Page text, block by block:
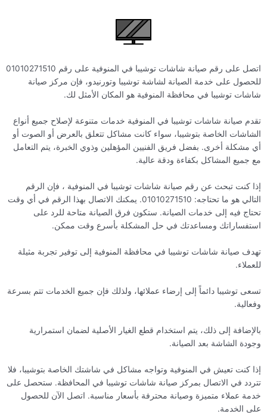
اتصل على رقم صيانة شاشات توشيبا في المنوفية على رقم 01010271510
للحصول على خدمة الصيانة لشاشة توشيبا وتورنيدو، فإن مركز صيانة
شاشات توشيبا في محافظة المنوفية هو المكان الأمثل لك.
تقدم صيانة شاشات توشيبا في المنوفية خدمات متنوعة لإصلاح جميع أنواع
الشاشات الخاصة بتوشيبا، سواء كانت مشاكل تتعلق بالعرض أو الصوت أو
أي مشكلة أخرى. بفضل فريق الفنيين المؤهلين وذوي الخبرة، يتم التعامل
مع جميع المشاكل بكفاءة ودقة عالية.
إذا كنت تبحث عن رقم صيانة شاشات توشيبا في المنوفية ، فإن الرقم
التالي هو ما تحتاجه: 01010271510. يمكنك الاتصال بهذا الرقم في أي وقت
تحتاج فيه إلى خدمات الصيانة. ستكون فرق الصيانة متاحة للرد على
استفساراتك ومساعدتك في حل المشكلة بأسرع وقت ممكن.
تهدف صيانة شاشات توشيبا في محافظة المنوفية إلى توفير تجربة مثيلة
للعملاء.
تسعى توشيبا دائماً إلى إرضاء عملائها، ولذلك فإن جميع الخدمات تتم بسرعة
وفعالية.
بالإضافة إلى ذلك، يتم استخدام قطع الغيار الأصلية لضمان استمرارية
وجودة الشاشة بعد الصيانة.
إذا كنت تعيش في المنوفية وتواجه مشاكل في شاشتك الخاصة بتوشيبا، فلا
تتردد في الاتصال بمركز صيانة شاشات توشيبا في المحافظة. ستحصل على
خدمة عملاء متميزة وصيانة محترفة بأسعار مناسبة. اتصل الآن للحصول
على الخدمة.